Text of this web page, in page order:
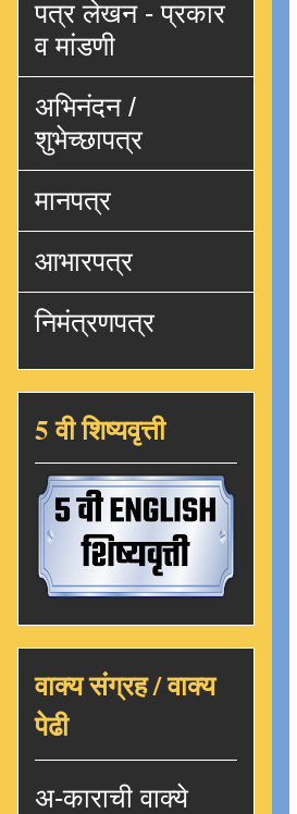
पत्र लेखन - प्रकार
व मांडणी
अभिनंदन /
शुभेच्छापत्र
मानपत्र
आभारपत्र
निमंत्रणपत्र
5 वी शिष्यवृत्ती
वाक्य संग्रह / वाक्य
पेढी
अ-काराची वाक्ये